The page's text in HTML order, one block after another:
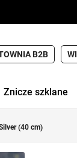
B2B
Znicze szklane
(40 cm)